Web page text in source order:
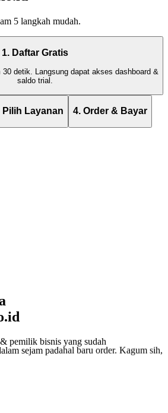
5 langkah mudah.
1. Daftar Gratis
detik. Langsung dapat akses dashboard &
saldo trial.
Pilih Layanan 4. Order & Bayar
pemilik bisnis yang sudah
sejam padahal baru order. Kagum sih,